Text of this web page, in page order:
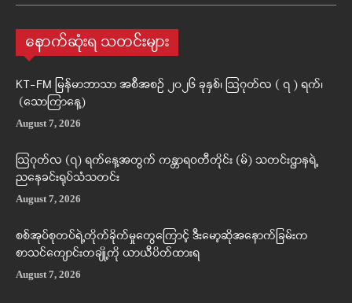
နောက်ဆုံးရ သတင်းများ
KT-FM မြန်မာဘာသာ အစီအစဉ် ၂၀၂၆ ခုနှစ်၊ ဩဂုတ်လ ( ၇ ) ရက်၊
(သောကြာနေ့)
August 7, 2026
ဩဂုတ်လ (၇) ရက်နေ့အတွက် ကန္တာရဝတီတိုင်း (မ်) သတင်းဌာနရဲ့
ညနေခင်းရုပ်သံသတင်း
August 7, 2026
စစ်အုပ်စုတပ်ရဲ့တိုက်ခိုက်မှုတွေကြောင့် ဒီးမော့ဆိုအနောက်ခြမ်းက
စာသင်ကျောင်းတချို့ကို ယာယီပိတ်ထားရ
August 7, 2026